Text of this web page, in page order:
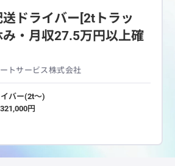
ドライバー[2tトラッ
・月収27.5万円以上確
トサービス株式会社
バー(2t～)
円